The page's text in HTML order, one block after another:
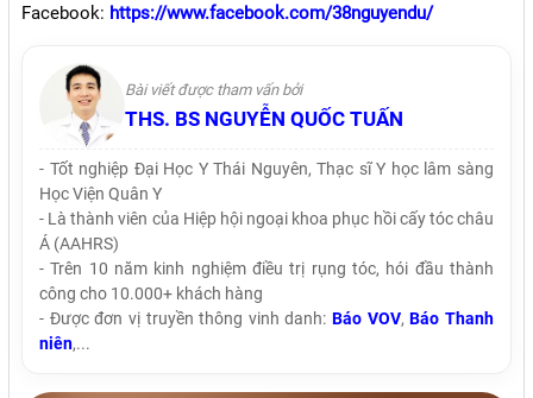
Facebook: https://www.facebook.com/38nguyendu/
Bài viết được tham vấn bởi
THS. BS NGUYỄN QUỐC TUẤN
- Tốt nghiệp Đại Học Y Thái Nguyên, Thạc sĩ Y học lâm sàng
Học Viện Quân Y
- Là thành viên của Hiệp hội ngoại khoa phục hồi cấy tóc châu
Á (AAHRS)
- Trên 10 năm kinh nghiệm điều trị rụng tóc, hói đầu thành
công cho 10.000+ khách hàng
- Được đơn vị truyền thông vinh danh:Báo VOV,Báo Thanh
niên,...